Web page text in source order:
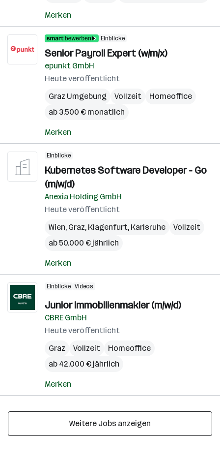
Merken
Einblicke
Senior Payroll Expert (w/m/x)
epunkt GmbH
Heute veröffentlicht
Graz Umgebung
Vollzeit
Homeoffice
ab 3.500 € monatlich
Merken
Einblicke
Kubernetes Software Developer - Go
(m/w/d)
Anexia Holding GmbH
Heute veröffentlicht
Wien, Graz, Klagenfurt, Karlsruhe
Vollzeit
ab 50.000 € jährlich
Merken
Einblicke Videos
Junior Immobilienmakler (m/w/d)
CBRE GmbH
Heute veröffentlicht
Graz
Vollzeit
Homeoffice
ab 42.000 € jährlich
Merken
Weitere Jobs anzeigen